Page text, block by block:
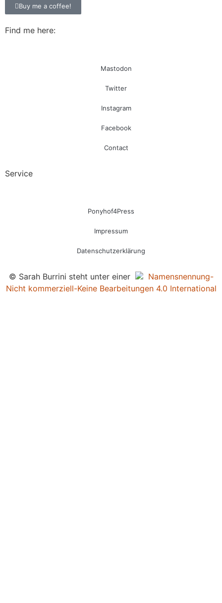
Buy me a coffee!
Find me here:
Mastodon
Twitter
Instagram
Facebook
Contact
Service
Ponyhof4Press
Impressum
Datenschutzerklärung
© Sarah Burrini steht unter einer
Namensnennung-
Nicht kommerziell-Keine Bearbeitungen 4.0 International